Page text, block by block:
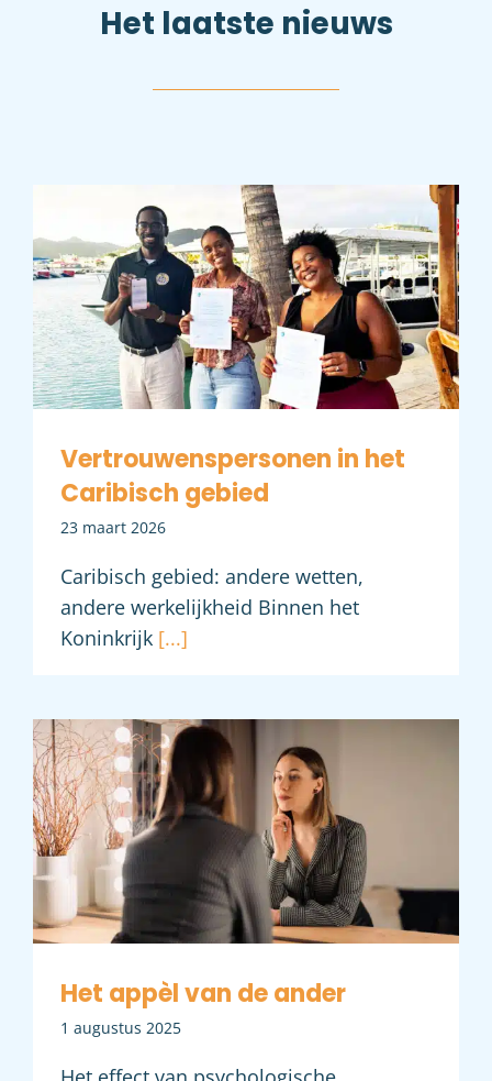
Het laatste nieuws
Vertrouwenspersonen in het
Caribisch gebied
Vertrouwenspersonen in het
Caribisch gebied
23 maart 2026
Caribisch gebied: andere wetten,
andere werkelijkheid Binnen het
Koninkrijk [...]
Het appèl van de ander
Het appèl van de ander
1 augustus 2025